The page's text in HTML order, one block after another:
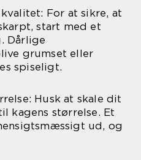
For at sikre, at
start med et
Dårlige
grumset eller
spiseligt.
Husk at skale dit
kagens størrelse. Et
ud, og